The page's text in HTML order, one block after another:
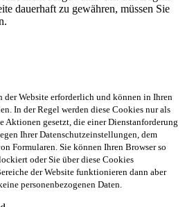
dauerhaft zu gewähren, müssen Sie
Website erforderlich und können in Ihren
In der Regel werden diese Cookies nur als
Aktionen gesetzt, die einer Dienstanforderung
Ihrer Datenschutzeinstellungen, dem
Formularen. Sie können Ihren Browser so
oder Sie über diese Cookies
der Website funktionieren dann aber
personenbezogenen Daten.